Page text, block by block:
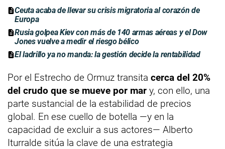
Ceuta acaba de llevar su crisis migratoria al corazón de
Europa
Rusia golpea Kiev con más de 140 armas aéreas y el Dow
Jones vuelve a medir el riesgo bélico
El ladrillo ya no manda: la gestión decide la rentabilidad
Por el Estrecho de Ormuz transita cerca del 20%
del crudo que se mueve por mar y, con ello, una
parte sustancial de la estabilidad de precios
global. En ese cuello de botella —y en la
capacidad de excluir a sus actores— Alberto
Iturralde sitúa la clave de una estrategia